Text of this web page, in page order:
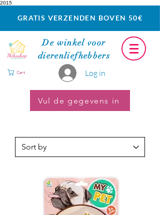
2015
GRATIS VERZENDEN BOVEN 50€
De winkel voor
dierenliefhebbers
Log in
Cart
Vul de gegevens in